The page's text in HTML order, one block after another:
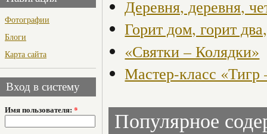
Фотографии
Блоги
Карта сайта
Вход в систему
Имя пользователя: *
Деревня, деревня,
Горит дом, горит
«Святки – Колядки»
Мастер-класс
Популярное